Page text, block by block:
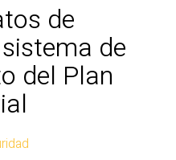
de
de
del Plan